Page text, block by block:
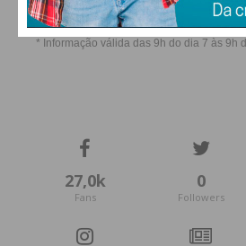
27,0k
Fans
0
Followers